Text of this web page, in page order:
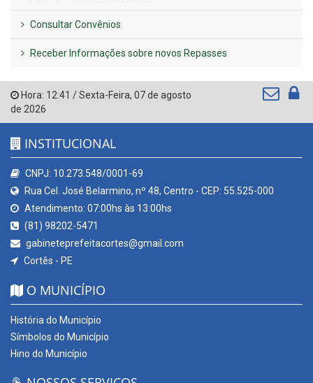
Consultar Convênios
Receber Informações sobre novos Repasses
Hora: 12:41 /Sexta-Feira, 07 de agosto
de 2026
INSTITUCIONAL
CNPJ: 10.273.548/0001-69
Rua Cel. José Belarmino, nº 48, Centro - CEP: 55.525-000
Atendimento: 07:00hs às 13:00hs
(81) 98202-5471
gabineteprefeitacortes@gmail.com
Cortês - PE
O MUNICÍPIO
História do Município
Símbolos do Município
Hino do Município